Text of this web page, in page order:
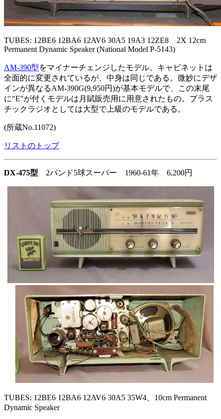
TUBES: 12BE6 12BA6 12AV6 30A5 19A3 12ZE8 2X 12cm
Permanent Dynamic Speaker (National Model P-5143)
AM-390型をマイナーチェンジしたモデル。キャビネットは
全面的に変更されているが、中身は同じである。微妙にデザ
インが異なるAM-390G(9,950円)が基本モデルで、この末尾
に"E"が付くモデルは月賦販売用に用意されたもの。プラス
チックラジオとしては大型で上級のモデルである。
(所蔵No.11072)
リストのトップ
DX-475型 2バンド5球スーパー 1960-61年 6,200円
TUBES: 12BE6 12BA6 12AV6 30A5 35W4、10cm Permanent
Dynamic Speaker